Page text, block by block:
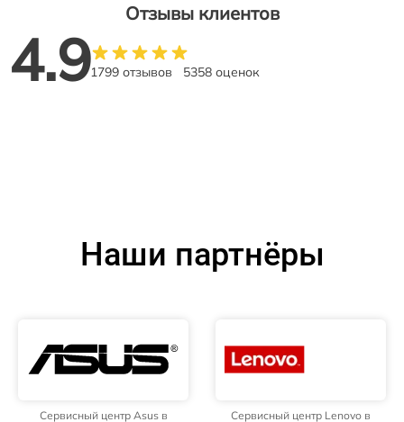
Отзывы клиентов
4.91799 отзывов 5358 оценок
Наши партнёры
Сервисный центр Asus в
Сервисный центр Lenovo в